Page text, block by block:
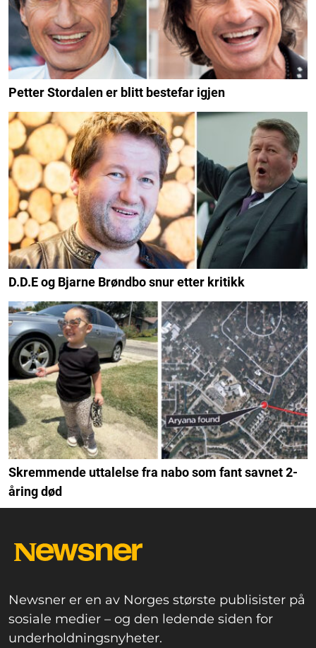
Petter Stordalen er blitt bestefar igjen
D.D.E og Bjarne Brøndbo snur etter kritikk
Skremmende uttalelse fra nabo som fant savnet 2-
åring død
Newsner er en av Norges største publisister på
sosiale medier – og den ledende siden for
underholdningsnyheter.